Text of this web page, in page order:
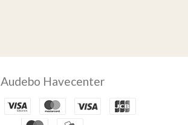
Audebo Havecenter